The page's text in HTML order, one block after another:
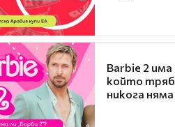
Barbie 2
който
никога